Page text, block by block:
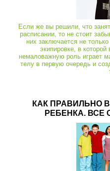
Если же вы решили, что
расписании, то не стоит
них заключается не
экипировке, в которой
немаловажную роль играет
телу в первую очередь и
КАК ПРАВИЛЬНО
РЕБЕНКА. ВСЕ